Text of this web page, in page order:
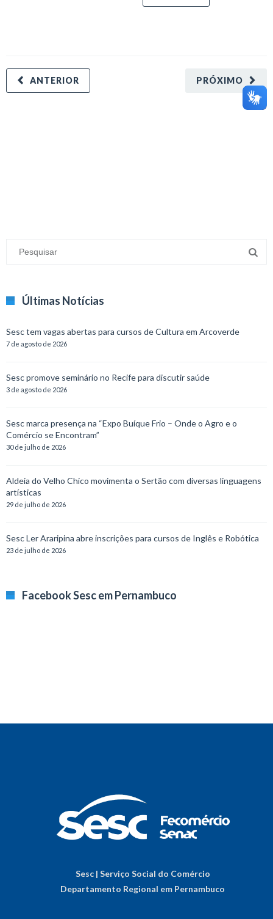
PRÓXIMO
ANTERIOR
Últimas Notícias
Sesc tem vagas abertas para cursos de Cultura em Arcoverde
7 de agosto de 2026
Sesc promove seminário no Recife para discutir saúde
3 de agosto de 2026
Sesc marca presença na “Expo Buíque Frio – Onde o Agro e o
Comércio se Encontram”
30 de julho de 2026
Aldeia do Velho Chico movimenta o Sertão com diversas linguagens
artísticas
29 de julho de 2026
Sesc Ler Araripina abre inscrições para cursos de Inglês e Robótica
23 de julho de 2026
Facebook Sesc em Pernambuco
Sesc | Serviço Social do Comércio
Departamento Regional em Pernambuco